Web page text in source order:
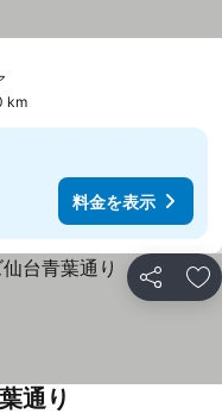
km
料金を表示
シェア お
通り